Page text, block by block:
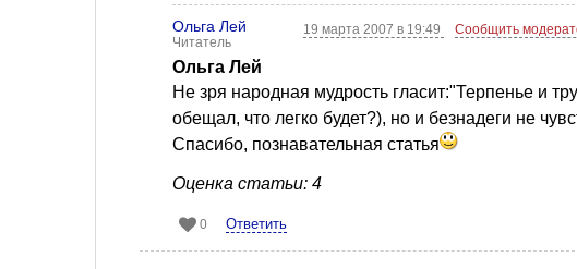
Ольга Лей
Читатель
19 марта 2007 в 19:49 Сообщить
Ольга Лей
Не зря народная мудрость гласит:"Терпенье и
обещал, что легко будет?), но и безнадеги не
Спасибо, познавательная статья
Оценка статьи: 4
0 Ответить